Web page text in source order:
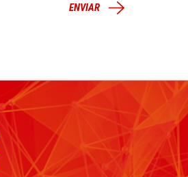
ENVIAR